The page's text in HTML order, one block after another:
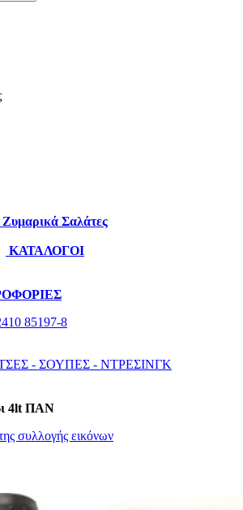
Ζυμαρικά Σαλάτες
ΚΑΤΑΛΟΓΟΙ
85197-8
- ΣΟΥΠΕΣ - ΝΤΡΕΣΙΝΓΚ
4lt ΠΑΝ
συλλογής εικόνων